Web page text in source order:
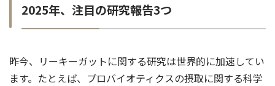
2025年、注目の研究報告3つ
昨今、リーキーガットに関する研究は世界的に加速してい
ます。たとえば、プロバイオティクスの摂取に関する科学